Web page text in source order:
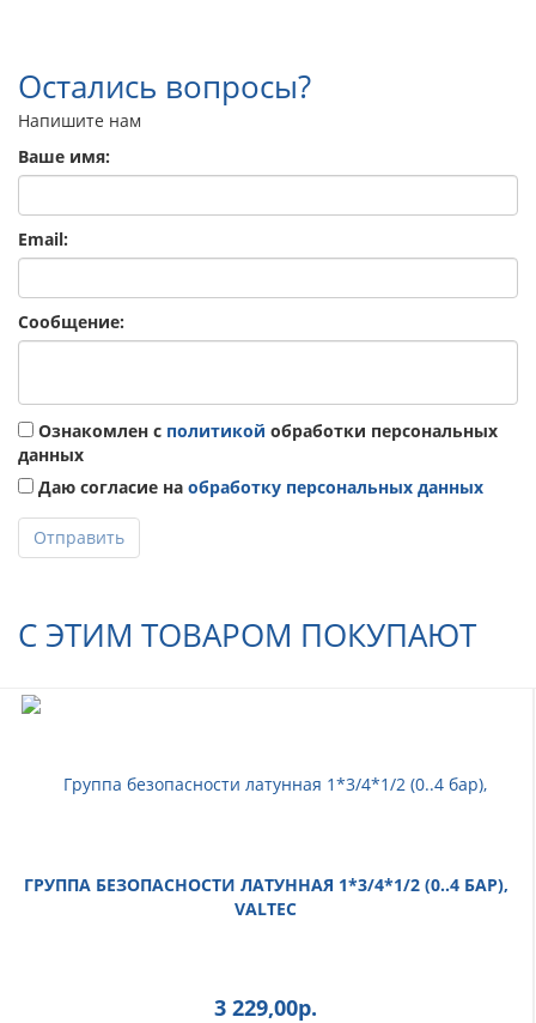
Остались вопросы?
Напишите нам
Ваше имя:
Email:
Сообщение:
Ознакомлен с политикой обработки персональных
данных
Даю согласие на обработку персональных данных
Отправить
С ЭТИМ ТОВАРОМ ПОКУПАЮТ
ГРУППА БЕЗОПАСНОСТИ ЛАТУННАЯ 1*3/4*1/2 (0..4 БАР),
VALTEC
3 229,00р.